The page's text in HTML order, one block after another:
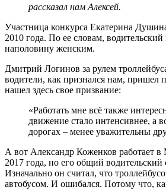
рассказал нам Алексей.
Участница конкурса Екатерина
2010 года. По ее словам, водительский
наполовину женским.
Дмитрий Логинов за рулем
водители, как признался нам,
нашел здесь свое призвание:
«Работать мне всё также
движение стало интенсивнее, а
дорогах – менее уважительны
А вот Александр Коженков работает
2017 года, но его общий водительский
Изначально он считал, что
автобусом. И ошибался. Потому что,